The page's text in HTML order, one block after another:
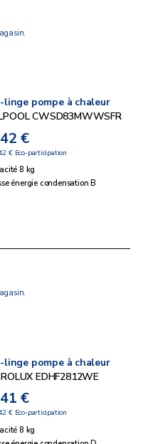
linge pompe à chaleur
CWSD83MWWSFR
€
€ Eco-participation
8 kg
énergie condensation B
linge pompe à chaleur
EDHF2812WE
€
€ Eco-participation
8 kg